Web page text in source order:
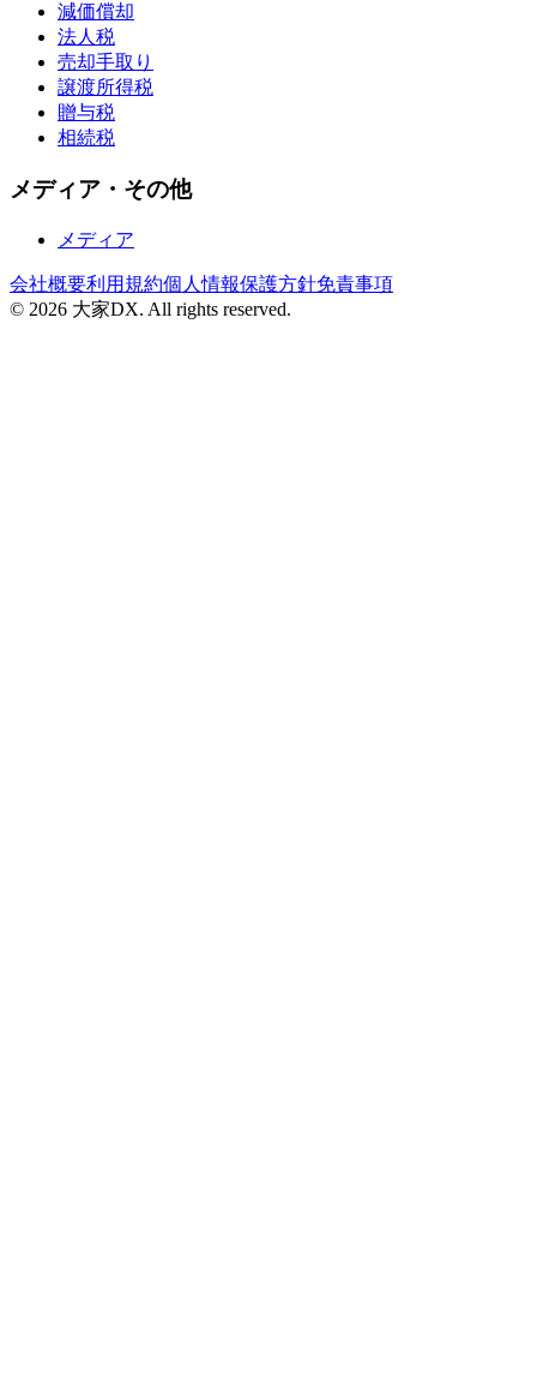
減価償却
法人税
売却手取り
譲渡所得税
贈与税
相続税
メディア・その他
メディア
会社概要利用規約個人情報保護方針免責事項
© 2026 大家DX. All rights reserved.